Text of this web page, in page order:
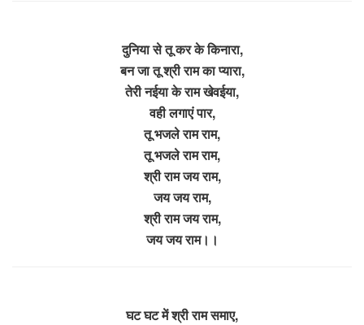
दुनिया से तू कर के किनारा,
बन जा तू श्री राम का प्यारा,
तेरी नईया के राम खेवईया,
वही लगाएं पार,
तू भजले राम राम,
तू भजले राम राम,
श्री राम जय राम,
जय जय राम,
श्री राम जय राम,
जय जय राम।।
घट घट में श्री राम समाए,